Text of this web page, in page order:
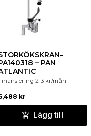
– PAN
213 kr/mån
kr
Lägg till